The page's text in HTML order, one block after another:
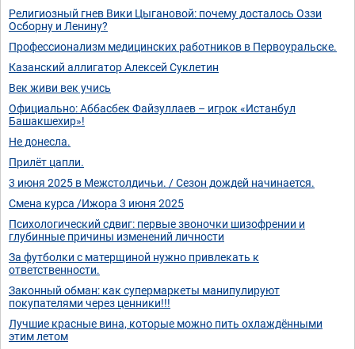
Религиозный гнев Вики Цыгановой: почему досталось Оззи
Осборну и Ленину?
Профессионализм медицинских работников в Первоуральске.
Казанский аллигатор Алексей Суклетин
Век живи век учись
Официально: Аббасбек Файзуллаев – игрок «Истанбул
Башакшехир»!
Не донесла.
Прилёт цапли.
3 июня 2025 в Межстолдичьи. / Сезон дождей начинается.
Смена курса /Ижора 3 июня 2025
Психологический сдвиг: первые звоночки шизофрении и
глубинные причины изменений личности
За футболки с матерщиной нужно привлекать к
ответственности.
Законный обман: как супермаркеты манипулируют
покупателями через ценники!!!
Лучшие красные вина, которые можно пить охлаждёнными
этим летом